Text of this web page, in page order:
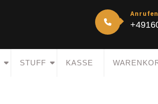
Anrufen
STUFF KASSE